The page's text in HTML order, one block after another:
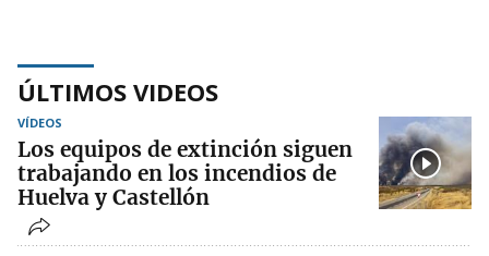
ÚLTIMOS VIDEOS
VÍDEOS
Los equipos de extinción siguen
trabajando en los incendios de
Huelva y Castellón